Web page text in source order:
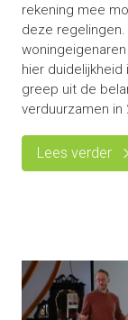
rekening mee
deze
hier
greep uit de
verduurzamen in
Lees verder